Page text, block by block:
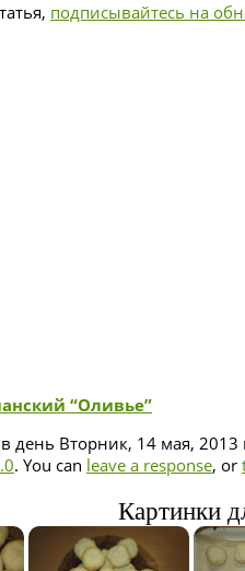
подписывайтесь на
“Оливье”
день Вторник, 14 мая,
. You can leave a response, or
Картинки